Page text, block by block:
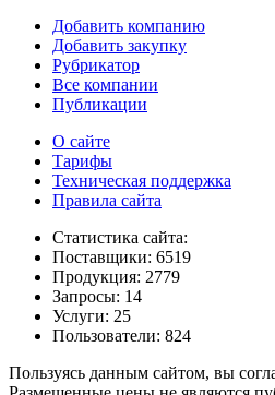
Добавить компанию
Добавить закупку
Рубрикатор
Все компании
Публикации
О сайте
Тарифы
Техническая поддержка
Правила сайта
Статистика сайта:
Поставщики: 6519
Продукция: 2779
Запросы: 14
Услуги: 25
Пользователи: 824
Пользуясь данным сайтом, вы